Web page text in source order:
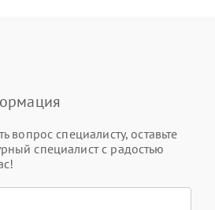
вопрос специалисту, оставьте
специалист с радостью